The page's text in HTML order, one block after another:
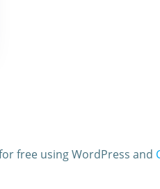
free using WordPress and